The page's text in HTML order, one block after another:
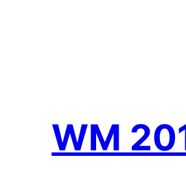
WM